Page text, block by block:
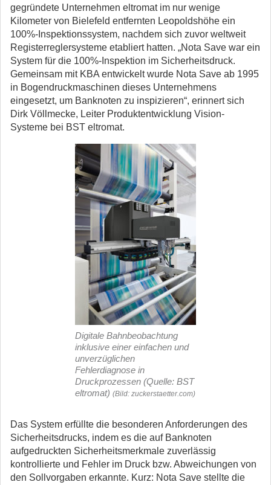
gegründete Unternehmen eltromat im nur wenige
Kilometer von Bielefeld entfernten Leopoldshöhe ein
100%-Inspektionssystem, nachdem sich zuvor weltweit
Registerreglersysteme etabliert hatten. „Nota Save war ein
System für die 100%-Inspektion im Sicherheitsdruck.
Gemeinsam mit KBA entwickelt wurde Nota Save ab 1995
in Bogendruckmaschinen dieses Unternehmens
eingesetzt, um Banknoten zu inspizieren“, erinnert sich
Dirk Völlmecke, Leiter Produktentwicklung Vision-
Systeme bei BST eltromat.
Digitale Bahnbeobachtung
inklusive einer einfachen und
unverzüglichen
Fehlerdiagnose in
Druckprozessen (Quelle: BST
eltromat) (Bild: zuckerstaetter.com)
Das System erfüllte die besonderen Anforderungen des
Sicherheitsdrucks, indem es die auf Banknoten
aufgedruckten Sicherheitsmerkmale zuverlässig
kontrollierte und Fehler im Druck bzw. Abweichungen von
den Sollvorgaben erkannte. Kurz: Nota Save stellte die